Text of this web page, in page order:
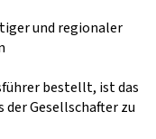
und regionaler
bestellt, ist das
Gesellschafter zu